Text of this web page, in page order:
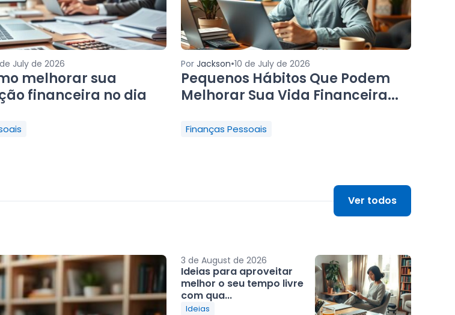
July de 2026
melhorar sua
financeira no dia
Por Jackson•10 de July de 2026
Pequenos Hábitos Que Podem
Melhorar Sua Vida Financeira...
Finanças Pessoais
Ver todos
3 de August de 2026
Ideias para aproveitar
melhor o seu tempo livre
com qua...
Ideias